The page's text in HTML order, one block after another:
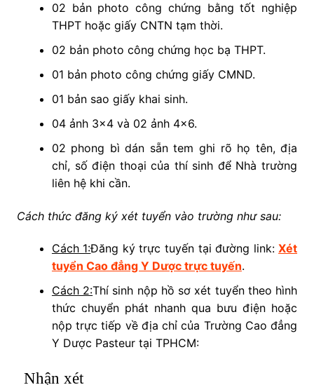
02 bản photo công chứng bằng tốt nghiệp
THPT hoặc giấy CNTN tạm thời.
02 bản photo công chứng học bạ THPT.
01 bản photo công chứng giấy CMND.
01 bản sao giấy khai sinh.
04 ảnh 3×4 và 02 ảnh 4×6.
02 phong bì dán sẵn tem ghi rõ họ tên, địa
chỉ, số điện thoại của thí sinh để Nhà trường
liên hệ khi cần.
Cách thức đăng ký xét tuyển vào trường như sau:
Cách 1:Đăng ký trực tuyến tại đường link:Xét
tuyển Cao đẳng Y Dược trực tuyến.
Cách 2:Thí sinh nộp hồ sơ xét tuyển theo hình
thức chuyển phát nhanh qua bưu điện hoặc
nộp trực tiếp về địa chỉ của Trường Cao đẳng
Y Dược Pasteur tại TPHCM:
Nhận xét